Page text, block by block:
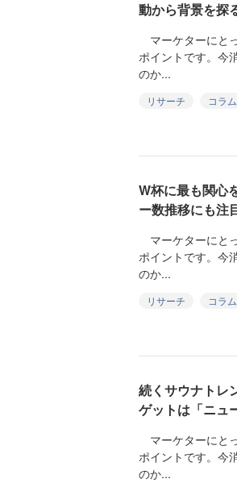
動から背景を探
マーケターにと
ポイントです。今
のか...
リサーチ
コラム
W杯に最も関心
ー数推移にも注
マーケターにと
ポイントです。今
のか...
リサーチ
コラム
続くサウナトレ
ゲットは「ニュ
マーケターにと
ポイントです。今
のか...